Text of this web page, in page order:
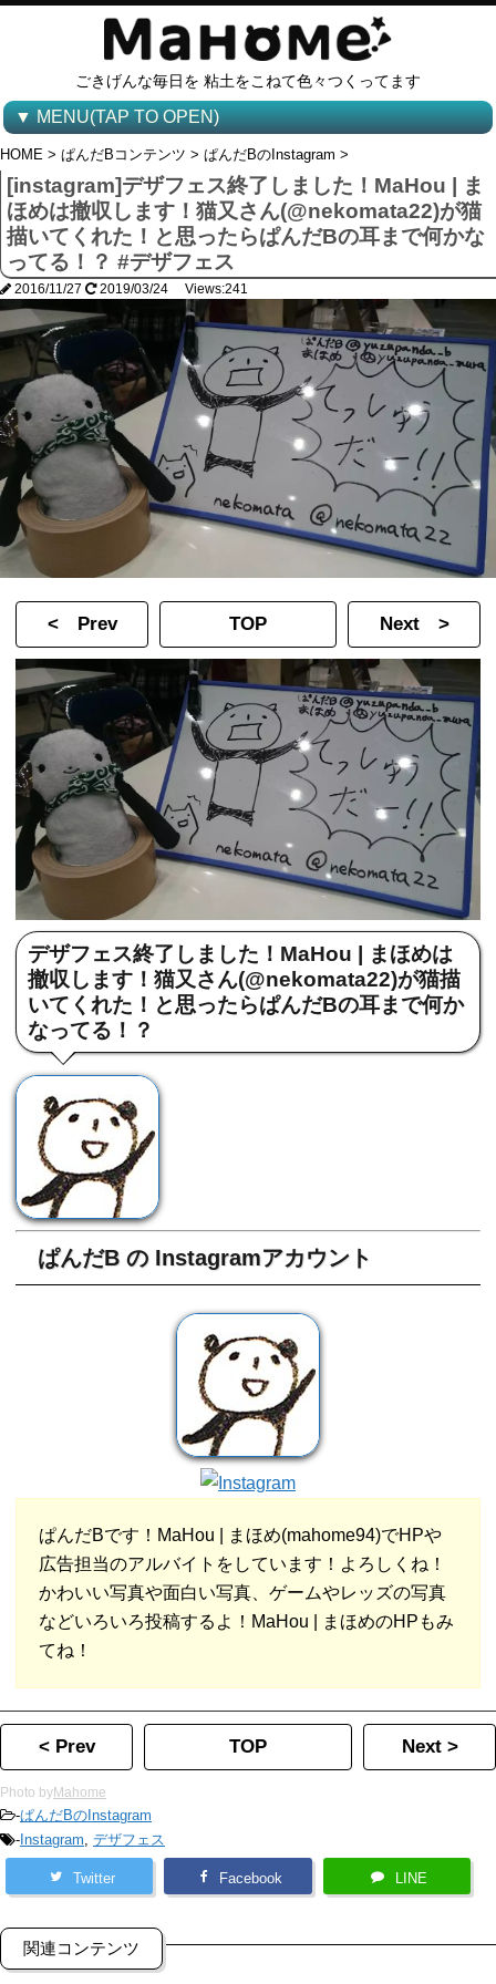
ごきげんな毎日を 粘土をこねて色々つくってます
▼ MENU(TAP TO OPEN)
HOME > ぱんだBコンテンツ > ぱんだBのInstagram >
[instagram]デザフェス終了しました！MaHou | ま
ほめは撤収します！猫又さん(@nekomata22)が猫
描いてくれた！と思ったらぱんだBの耳まで何かな
ってる！？ #デザフェス
2016/11/27 2019/03/24 Views:241
< Prev TOP Next >
デザフェス終了しました！MaHou | まほめは
撤収します！猫又さん(@nekomata22)が猫描
いてくれた！と思ったらぱんだBの耳まで何か
なってる！？
ぱんだB の Instagramアカウント
ぱんだBです！MaHou | まほめ(mahome94)でHPや
広告担当のアルバイトをしています！よろしくね！
かわいい写真や面白い写真、ゲームやレッズの写真
などいろいろ投稿するよ！MaHou | まほめのHPもみ
てね！
< Prev TOP Next >
Photo byMahome
-ぱんだBのInstagram
- Instagram, デザフェス
Twitter Facebook LINE
関連コンテンツ